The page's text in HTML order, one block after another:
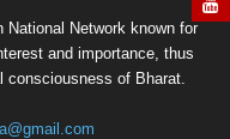
Network known for
and importance, thus
consciousness of Bharat.